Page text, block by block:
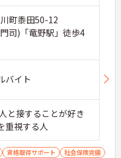
町黍田50-12
司)「竜野駅」徒歩4
バイト
と接することが好き
重視する人
資格取得サポート
社会保険完備